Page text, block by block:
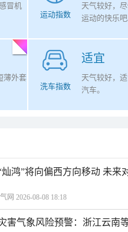
冒机
运动指数
天气较好，
运动的快乐
薄外套
适宜
洗车指数
天气较好，
汽车。
灿鸿”将向偏西方向移动 未来
网 2026-08-08 18:18
害气象风险预警：浙江云南